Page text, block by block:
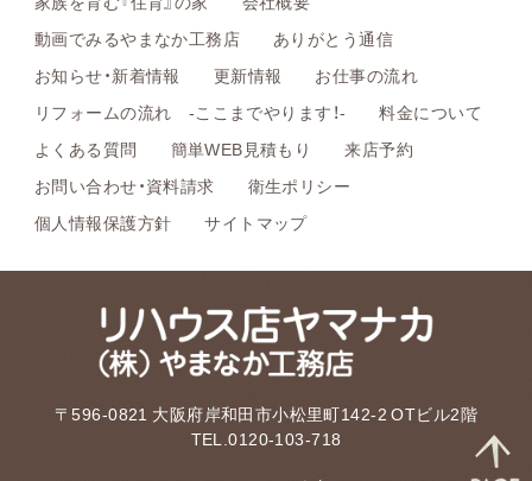
動画でみるやまなか工務店
ありがとう通信
お知らせ・新着情報
更新情報
お仕事の流れ
リフォームの流れ -ここまでやります！-
料金について
よくある質問
簡単WEB見積もり
来店予約
お問い合わせ・資料請求
衛生ポリシー
個人情報保護方針
サイトマップ
〒596-0821 大阪府岸和田市小松里町142-2 OTビル2階
TEL.0120-103-718